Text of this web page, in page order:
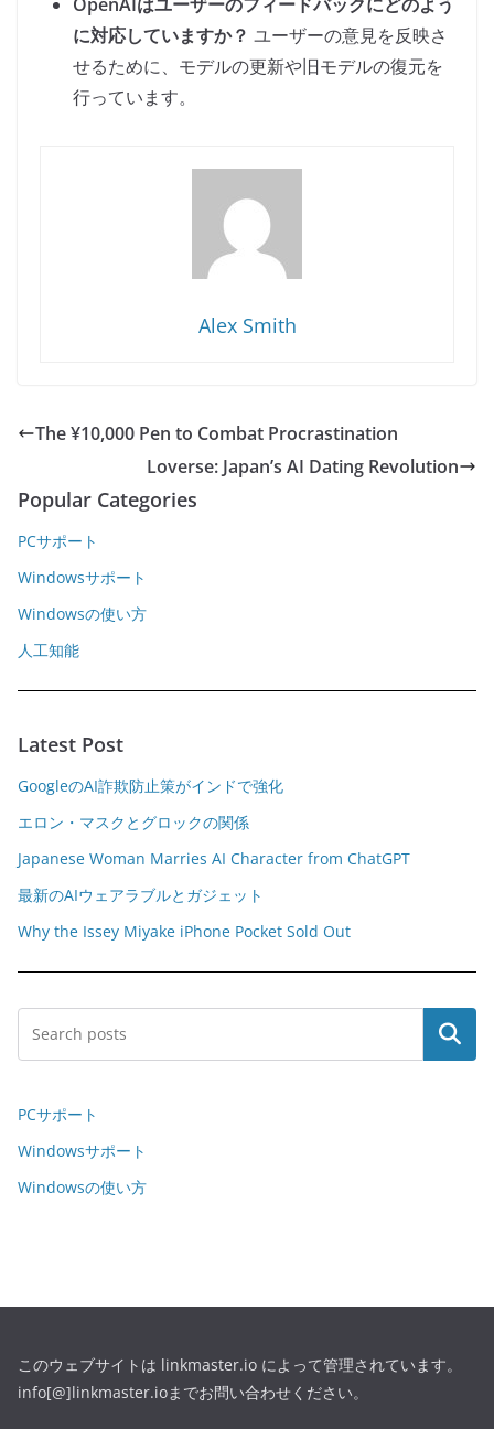
に対応していますか？ ユーザーの意見を反映さ
せるために、モデルの更新や旧モデルの復元を
行っています。
Alex Smith
The ¥10,000 Pen to Combat Procrastination
Loverse: Japan’s AI Dating Revolution
Popular Categories
PCサポート
Windowsサポート
Windowsの使い方
人工知能
Latest Post
GoogleのAI詐欺防止策がインドで強化
エロン・マスクとグロックの関係
Japanese Woman Marries AI Character from ChatGPT
最新のAIウェアラブルとガジェット
Why the Issey Miyake iPhone Pocket Sold Out
Search
PCサポート
Windowsサポート
Windowsの使い方
このウェブサイトは linkmaster.io によって管理されています。
info[@]linkmaster.ioまでお問い合わせください。